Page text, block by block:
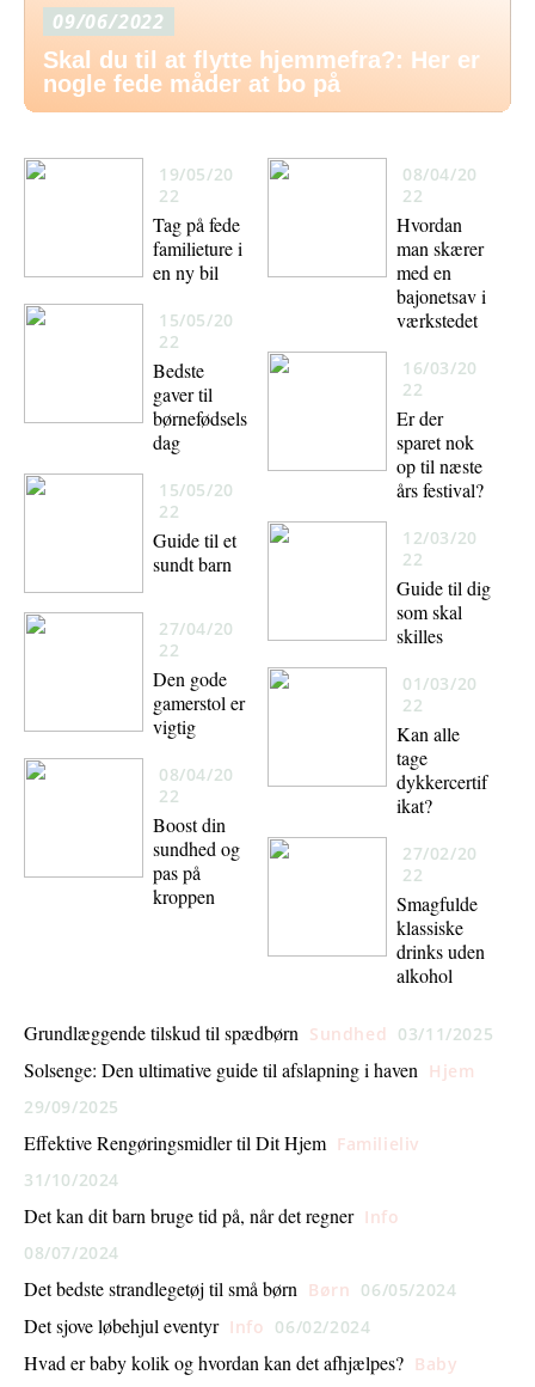
09/06/2022
Skal du til at flytte hjemmefra?: Her er
nogle fede måder at bo på
19/05/20
22
Tag på fede
familieture i
en ny bil
15/05/20
22
Bedste
gaver til
børnefødsels
dag
15/05/20
22
Guide til et
sundt barn
27/04/20
22
Den gode
gamerstol er
vigtig
08/04/20
22
Boost din
sundhed og
pas på
kroppen
08/04/20
22
Hvordan
man skærer
med en
bajonetsav i
værkstedet
16/03/20
22
Er der
sparet nok
op til næste
års festival?
12/03/20
22
Guide til dig
som skal
skilles
01/03/20
22
Kan alle
tage
dykkercertif
ikat?
27/02/20
22
Smagfulde
klassiske
drinks uden
alkohol
Grundlæggende tilskud til spædbørn Sundhed 03/11/2025
Solsenge: Den ultimative guide til afslapning i haven Hjem
29/09/2025
Effektive Rengøringsmidler til Dit Hjem Familieliv
31/10/2024
Det kan dit barn bruge tid på, når det regner Info
08/07/2024
Det bedste strandlegetøj til små børn Børn 06/05/2024
Det sjove løbehjul eventyr Info 06/02/2024
Hvad er baby kolik og hvordan kan det afhjælpes? Baby